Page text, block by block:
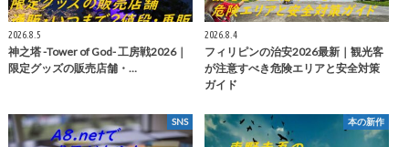
2026.8.5
神之塔 -Tower of God- 工房戦2026｜
限定グッズの販売店舗・…
2026.8.4
フィリピンの治安2026最新｜観光客
が注意すべき危険エリアと安全対策
ガイド
SNS 本の新作